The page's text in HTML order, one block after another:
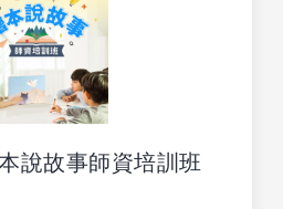
說故事師資培訓班